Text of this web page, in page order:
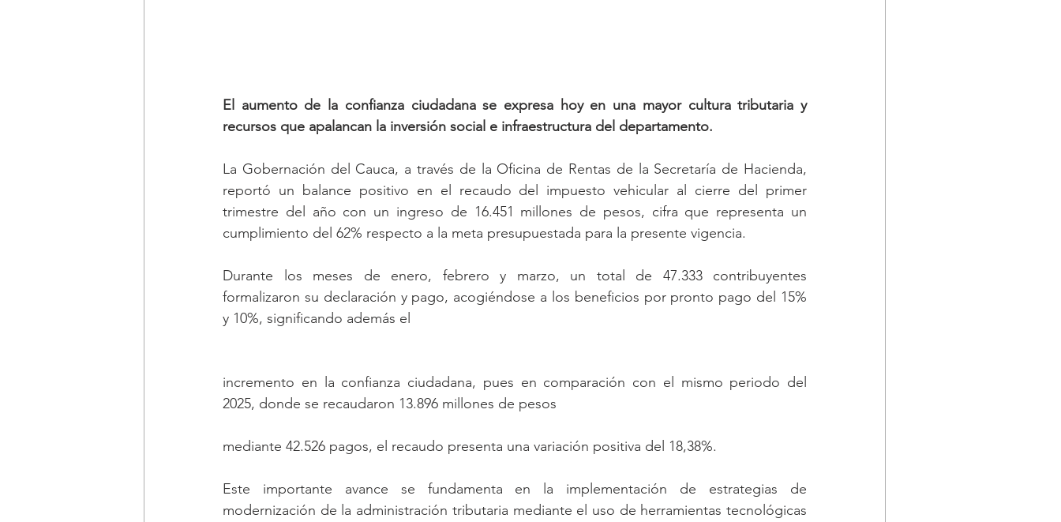
El aumento de la confianza ciudadana se expresa hoy en una mayor cultura tributaria y
recursos que apalancan la inversión social e infraestructura del departamento.
La Gobernación del Cauca, a través de la Oficina de Rentas de la Secretaría de Hacienda,
reportó un balance positivo en el recaudo del impuesto vehicular al cierre del primer
trimestre del año con un ingreso de 16.451 millones de pesos, cifra que representa un
cumplimiento del 62% respecto a la meta presupuestada para la presente vigencia.
Durante los meses de enero, febrero y marzo, un total de 47.333 contribuyentes
formalizaron su declaración y pago, acogiéndose a los beneficios por pronto pago del 15%
y 10%, significando además el
incremento en la confianza ciudadana, pues en comparación con el mismo periodo del
2025, donde se recaudaron 13.896 millones de pesos
mediante 42.526 pagos, el recaudo presenta una variación positiva del 18,38%.
Este importante avance se fundamenta en la implementación de estrategias de
modernización de la administración tributaria mediante el uso de herramientas tecnológicas